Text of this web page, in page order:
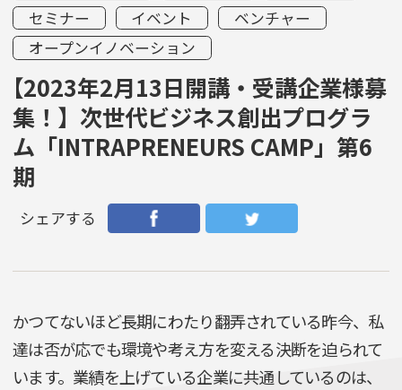
セミナー
イベント
ベンチャー
オープンイノベーション
【2023年2月13日開講・受講企業様募
集！】次世代ビジネス創出プログラ
ム「INTRAPRENEURS CAMP」第6
期
シェアする
かつてないほど長期にわたり翻弄されている昨今、私
達は否が応でも環境や考え方を変える決断を迫られて
います。業績を上げている企業に共通しているのは、